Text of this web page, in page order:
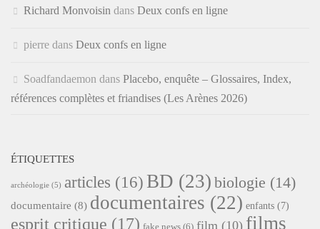
Richard Monvoisin dans Deux confs en ligne
pierre dans Deux confs en ligne
Soadfandaemon dans Placebo, enquête – Glossaires, Index,
références complètes et friandises (Les Arènes 2026)
ÉTIQUETTES
archéologie (5) articles (16) BD (23) biologie (14)
documentaire (8) documentaires (22) enfants (7)
esprit critique (17) fake news (6) film (10) films